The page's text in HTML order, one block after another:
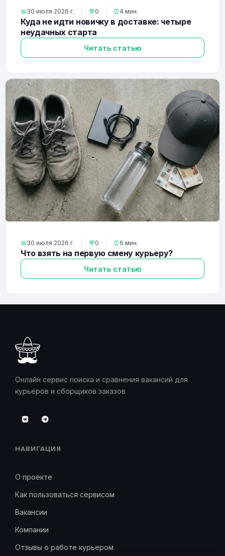
📅30 июля 2026 г. 💬0 ⏰ 4 мин.
Куда не идти новичку в доставке: четыре
неудачных старта
Читать статью
📅30 июля 2026 г. 💬0 ⏰ 6 мин.
Что взять на первую смену курьеру?
Читать статью
Онлайн сервис поиска и сравнения вакансий для
курьеров и сборщиков заказов
НАВИГАЦИЯ
О проекте
Как пользоваться сервисом
Вакансии
Компании
Отзывы о работе курьером